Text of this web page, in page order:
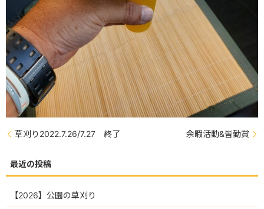
草刈り2022.7.26/7.27 終了 余暇活動&皆勤賞
【2026】公園の草刈り